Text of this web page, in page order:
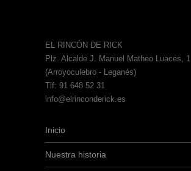
EL RINCÓN DE RICK
Plz. Alcalde J. Manuel Matheo Luaces, 1
(Arroyoculebro - Leganés)
Tlf: 91 648 52 31
info@elrinconderick.es
Inicio
Nuestra historia